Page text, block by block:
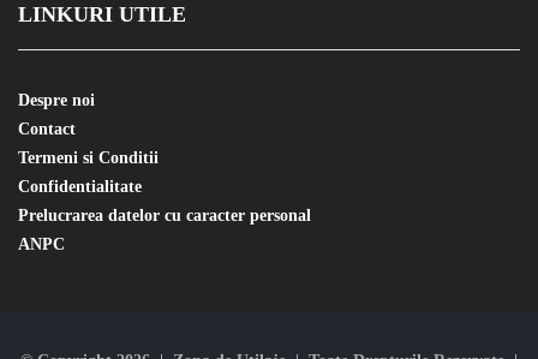
LINKURI UTILE
Despre noi
Contact
Termeni si Conditii
Confidentialitate
Prelucrarea datelor cu caracter personal
ANPC